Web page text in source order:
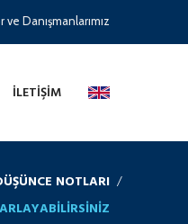
Danışmanlarımız
İLETIŞIM
NOTLARI